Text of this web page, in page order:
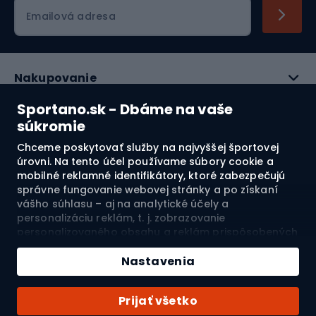
Sportano.sk - Dbáme na vaše
súkromie
Chceme poskytovať služby na najvyššej športovej
úrovni. Na tento účel používame súbory cookie a
mobilné reklamné identifikátory, ktoré zabezpečujú
správne fungovanie webovej stránky a po získaní
vášho súhlasu – aj na analytické účely a
personalizáciu reklám, t. j. zobrazovanie
personalizovaného obsahu a reklám prispôsobených
vašim záujmom a meranie ich účinnosti. Súbory
cookie a mobilné reklamné identifikátory môžu byť
použité ako na personalizované, tak aj na
nepersonalizované reklamné aktivity – v závislosti od
vášho súhlasu. Ak kliknete na „Prijmúť všetko“,
Prijať všetko
Nastavenia
Emailová adresa
Nakupovanie
Služby zákazníkom
Právne informácie
O nás
Pozrite si naše recenzie
4.7
Doprava do: SK